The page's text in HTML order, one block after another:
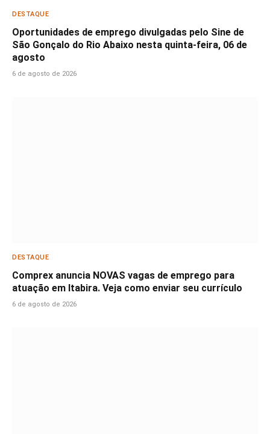
DESTAQUE
Oportunidades de emprego divulgadas pelo Sine de
São Gonçalo do Rio Abaixo nesta quinta-feira, 06 de
agosto
6 de agosto de 2026
DESTAQUE
Comprex anuncia NOVAS vagas de emprego para
atuação em Itabira. Veja como enviar seu currículo
6 de agosto de 2026